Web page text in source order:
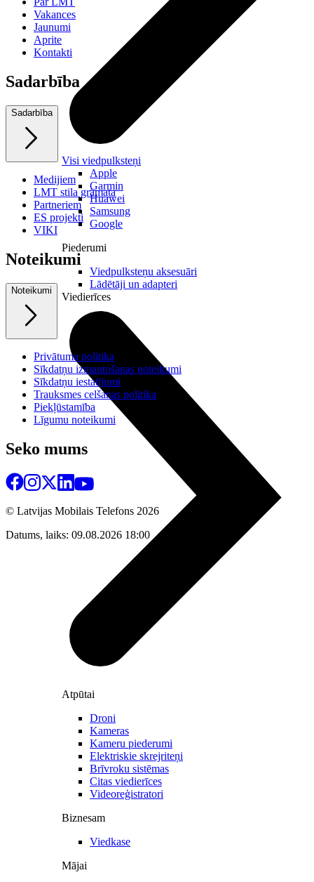
Visi viedpulksteņi
Apple
Garmin
Huawei
Samsung
Google
Piederumi
Viedpulksteņu aksesuāri
Lādētāji un adapteri
Viedierīces
Atpūtai
Droni
Kameras
Kameru piederumi
Elektriskie skrejriteņi
Brīvroku sistēmas
Citas viedierīces
Videoreģistratori
Biznesam
Viedkase
Mājai
Vakances
Jaunumi
Aprite
Kontakti
Sadarbība
Sadarbība
Medijiem
LMT stila grāmata
Partneriem
ES projekti
VIKI
Noteikumi
Noteikumi
Privātuma politika
Sīkdatņu izmantošanas noteikumi
Sīkdatņu iestatījumi
Trauksmes celšanas politika
Piekļūstamība
Līgumu noteikumi
Seko mums
© Latvijas Mobilais Telefons 2026
Datums, laiks: 09.08.2026 18:00